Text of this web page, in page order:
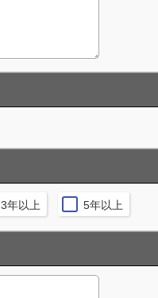
3年以上 5年以上